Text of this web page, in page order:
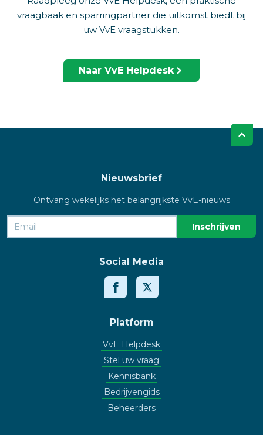
vraagbaak en sparringpartner die uitkomst biedt bij
uw VvE vraagstukken.
Naar VvE Helpdesk
Nieuwsbrief
Ontvang wekelijks het belangrijkste VvE-nieuws
Social Media
Platform
VvE Helpdesk
Stel uw vraag
Kennisbank
Bedrijvengids
Beheerders